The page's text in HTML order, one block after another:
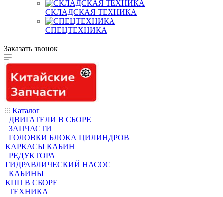
СКЛАДСКАЯ ТЕХНИКА
СПЕЦТЕХНИКА
Заказать звонок
Каталог
ДВИГАТЕЛИ В СБОРЕ
ЗАПЧАСТИ
ГОЛОВКИ БЛОКА ЦИЛИНДРОВ
КАРКАСЫ КАБИН
РЕДУКТОРА
ГИДРАВЛИЧЕСКИЙ НАСОС
КАБИНЫ
КПП В СБОРЕ
ТЕХНИКА